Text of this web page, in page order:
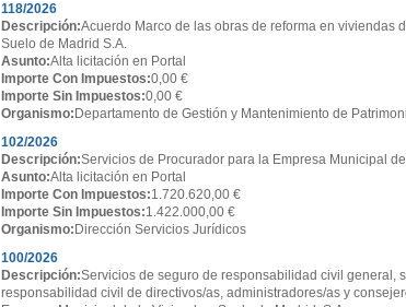
118/2026
Descripción:Acuerdo Marco de las obras de reforma en
Suelo de Madrid S.A.
Asunto:Alta licitación en Portal
Importe Con Impuestos:0,00 €
Importe Sin Impuestos:0,00 €
Organismo: Departamento de Gestión y Mantenimiento de
102/2026
Descripción:Servicios de Procurador para la Empresa Municipal
Asunto:Alta licitación en Portal
Importe Con Impuestos:1.720.620,00 €
Importe Sin Impuestos:1.422.000,00 €
Organismo: Dirección Servicios Jurídicos
100/2026
Descripción:Servicios de seguro de responsabilidad civil general,
responsabilidad civil de directivos/as, administradores/as y